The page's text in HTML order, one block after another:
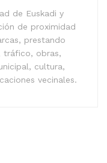
de Euskadi y
de proximidad
prestando
tráfico, obras,
cultura,
vecinales.